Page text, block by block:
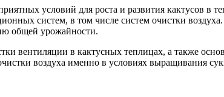
условий для роста и развития кактусов в
систем, в том числе систем очистки
общей урожайности.
вентиляции в кактусных теплицах, а также
воздуха именно в условиях выращивания